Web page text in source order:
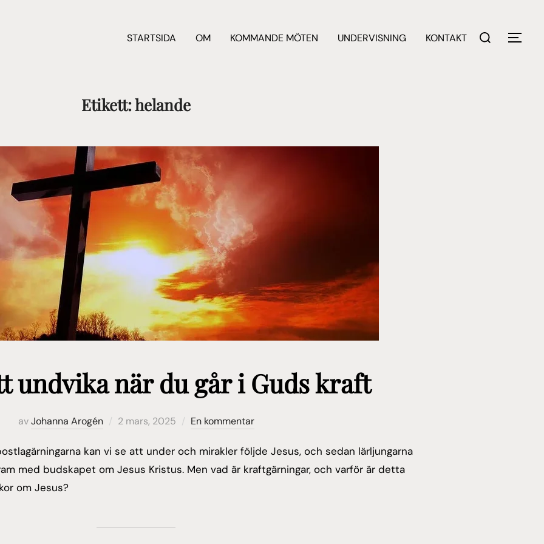
STARTSIDA OM KOMMANDE MÖTEN UNDERVISNING KONTAKT
Sök
SLÅ
Etikett:helande
undvika när du går i Guds kraft
avJohanna Arogén
Publicerat
2 mars, 2025 En kommentar
kan vi se att under och mirakler följde Jesus, och sedan lärljungarna
med budskapet om Jesus Kristus. Men vad är kraftgärningar, och varför är detta
om Jesus?